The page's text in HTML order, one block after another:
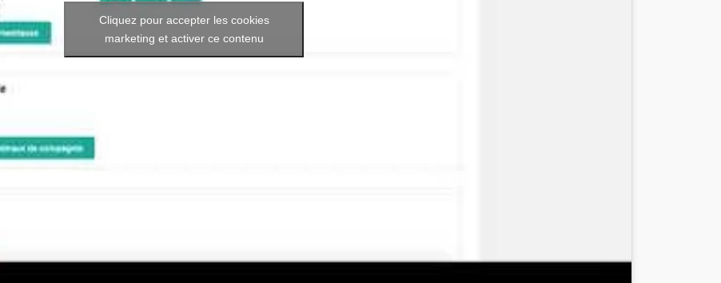
Cliquez pour accepter les cookies
marketing et activer ce contenu